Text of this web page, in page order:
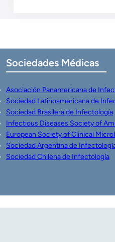
Sociedades Médicas
Asociación Panamericana de
Sociedad Latinoamericana de
Sociedad Brasilera de Infectología
Infectious Diseases Society of
European Society of Clinical
Sociedad Argentina de
Sociedad Chilena de Infectología